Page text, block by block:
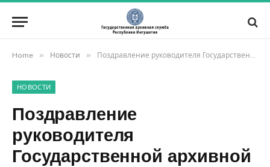
Home » Новости » Поздравление руководителя Государственной архивной службы Республики Ингушетия с 31-летием службы
НОВОСТИ
Поздравление
руководителя
Государственной архивной